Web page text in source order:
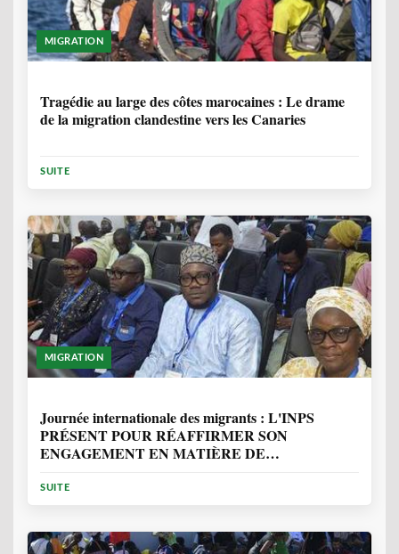
MIGRATION
Tragédie au large des côtes marocaines : Le drame
de la migration clandestine vers les Canaries
SUITE
MIGRATION
Journée internationale des migrants : L'INPS
PRÉSENT POUR RÉAFFIRMER SON
ENGAGEMENT EN MATIÈRE DE
SUITE